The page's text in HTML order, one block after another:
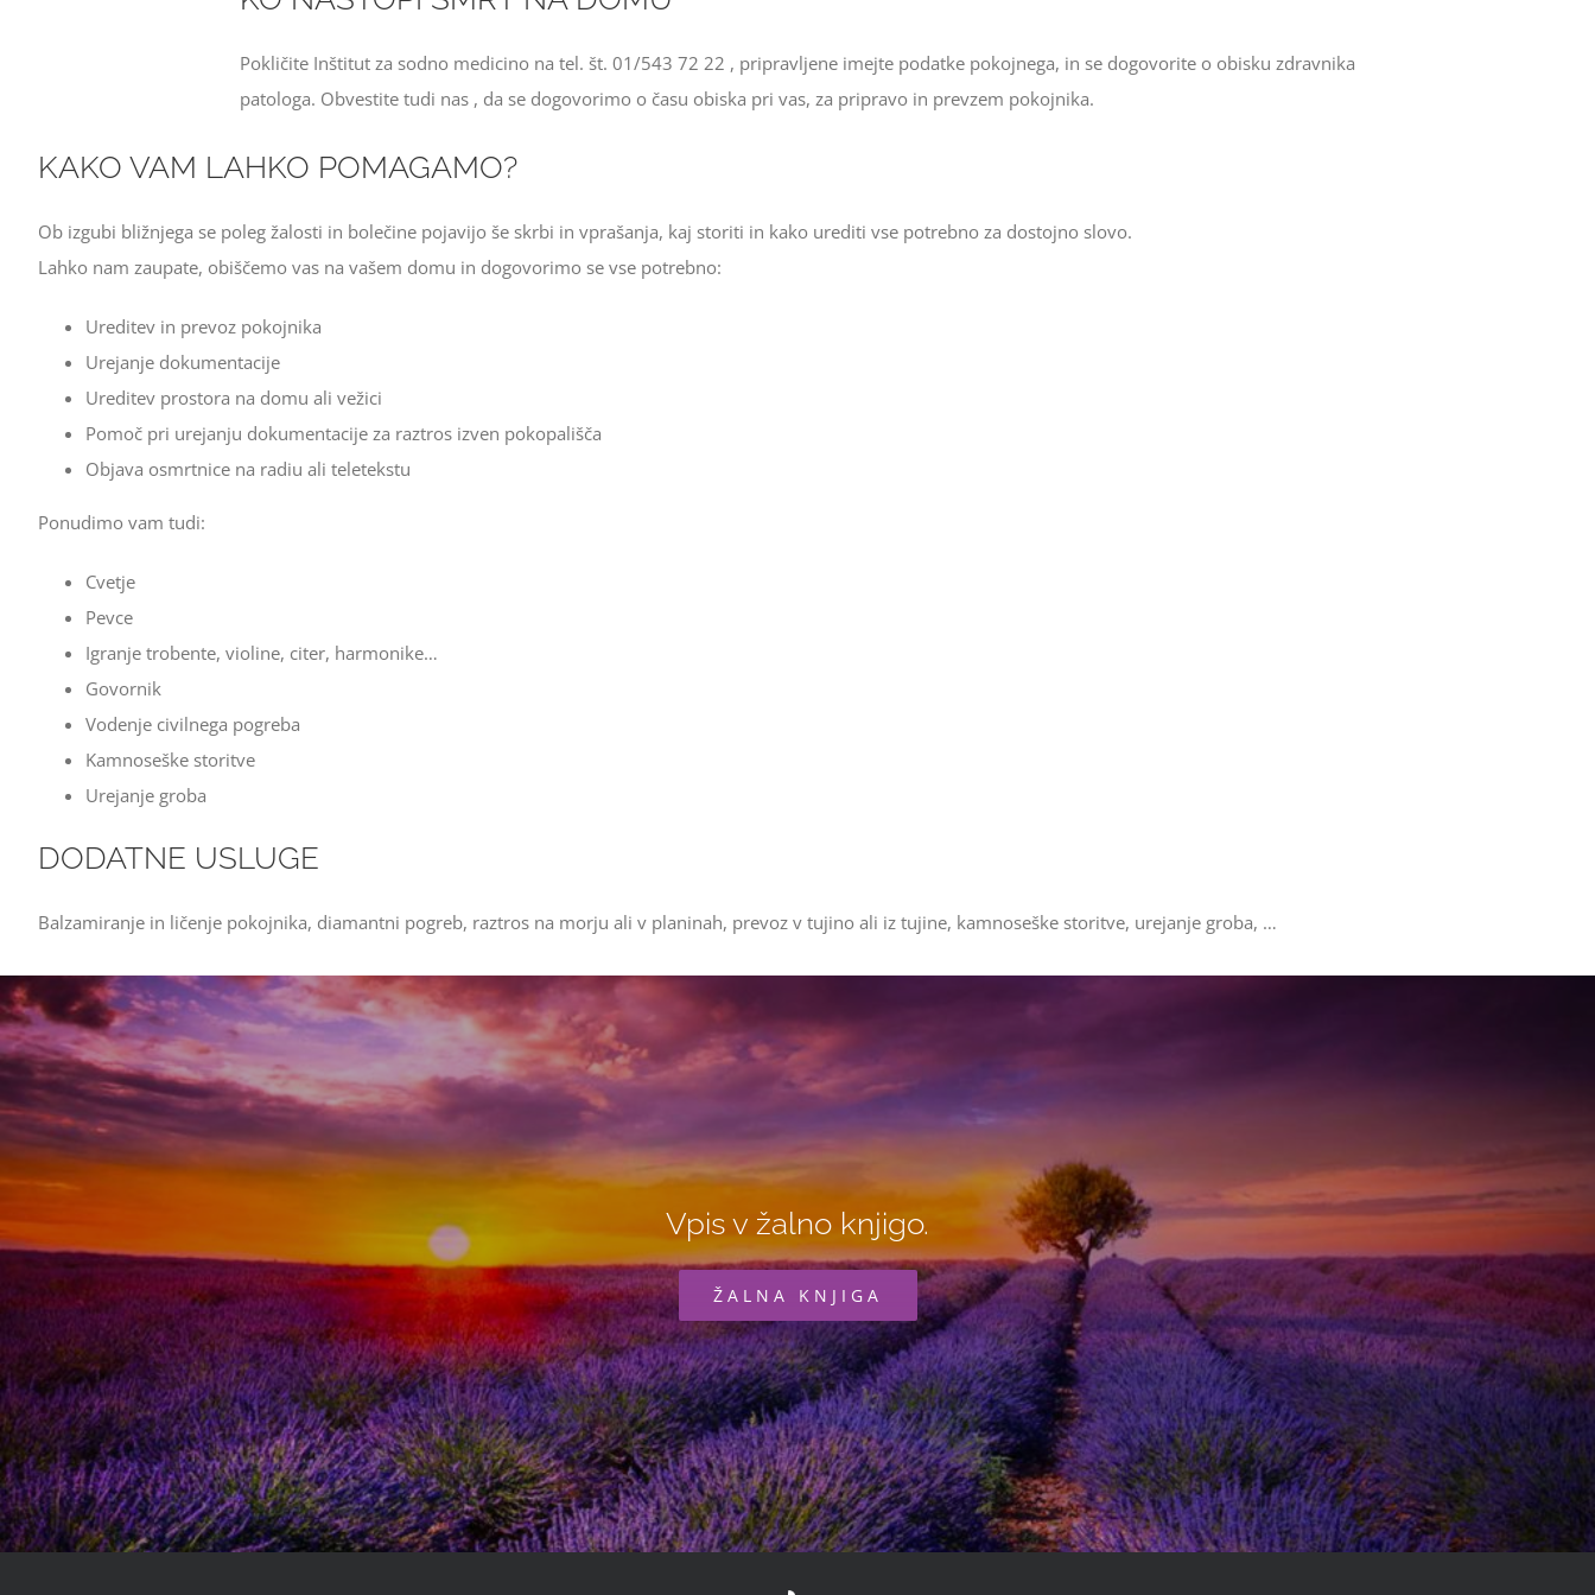
Pokličite Inštitut za sodno medicino na tel. št. 01/543 72 22 , pripravljene imejte podatke pokojnega, in se dogovorite o obisku zdravnika
patologa. Obvestite tudi nas , da se dogovorimo o času obiska pri vas, za pripravo in prevzem pokojnika.
KAKO VAM LAHKO POMAGAMO?
Ob izgubi bližnjega se poleg žalosti in bolečine pojavijo še skrbi in vprašanja, kaj storiti in kako urediti vse potrebno za dostojno slovo.
Lahko nam zaupate, obiščemo vas na vašem domu in dogovorimo se vse potrebno:
Ureditev in prevoz pokojnika
Urejanje dokumentacije
Ureditev prostora na domu ali vežici
Pomoč pri urejanju dokumentacije za raztros izven pokopališča
Objava osmrtnice na radiu ali teletekstu
Ponudimo vam tudi:
Cvetje
Pevce
Igranje trobente, violine, citer, harmonike…
Govornik
Vodenje civilnega pogreba
Kamnoseške storitve
Urejanje groba
DODATNE USLUGE
Balzamiranje in ličenje pokojnika, diamantni pogreb, raztros na morju ali v planinah, prevoz v tujino ali iz tujine, kamnoseške storitve, urejanje groba, …
Vpis v žalno knjigo.
ŽALNA KNJIGA